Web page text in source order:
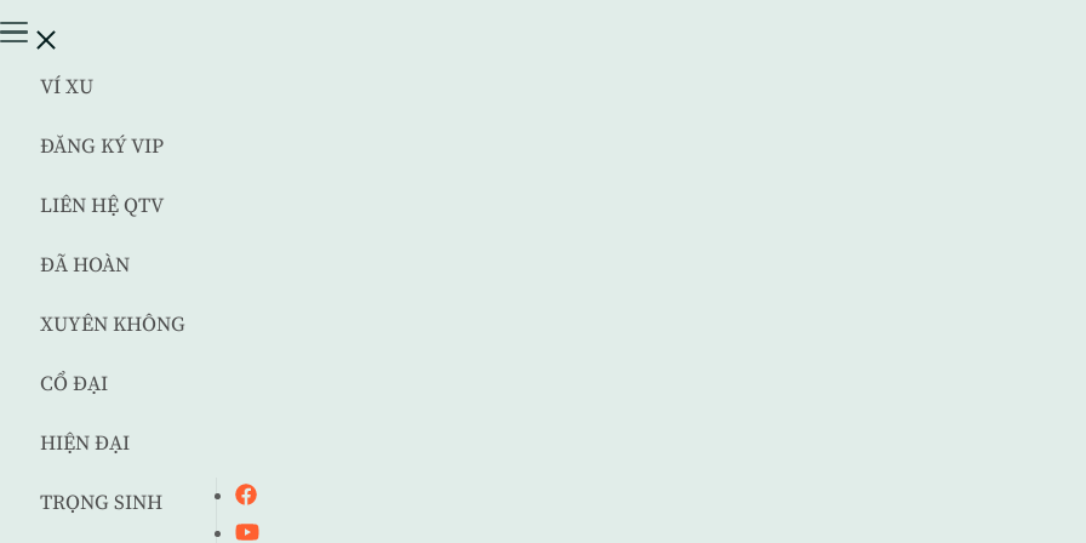
VÍ XU
ĐĂNG KÝ VIP
LIÊN HỆ QTV
ĐÃ HOÀN
XUYÊN KHÔNG
CỔ ĐẠI
HIỆN ĐẠI
TRỌNG SINH